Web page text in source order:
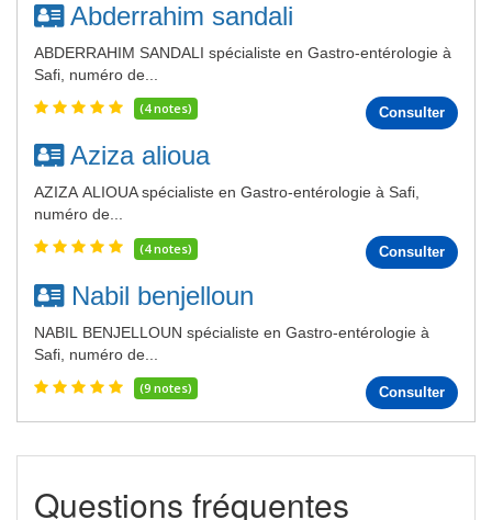
Abderrahim sandali
ABDERRAHIM SANDALI spécialiste en Gastro-entérologie à
Safi, numéro de...
(4 notes) Consulter
Aziza alioua
AZIZA ALIOUA spécialiste en Gastro-entérologie à Safi,
numéro de...
(4 notes) Consulter
Nabil benjelloun
NABIL BENJELLOUN spécialiste en Gastro-entérologie à
Safi, numéro de...
(9 notes) Consulter
Questions fréquentes